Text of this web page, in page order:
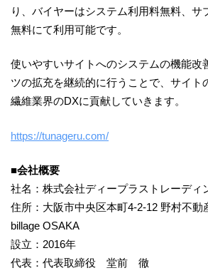
り、バイヤーはシステム利用料無料、サ
無料にて利用可能です。
使いやすいサイトへのシステムの機能改
ツの拡充を継続的に行うことで、サイト
繊維業界のDXに貢献していきます。
https://tunageru.com/
■会社概要
社名：株式会社ディープラストレーディ
住所：大阪市中央区本町4-2-12 野村不動
billage OSAKA
設立：2016年
代表：代表取締役 堂前 徹